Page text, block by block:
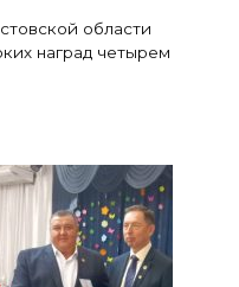
области
наград четырем